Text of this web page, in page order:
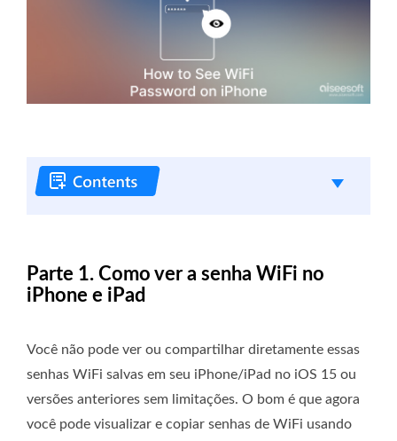
Parte 1. Como ver a senha WiFi no
iPhone e iPad
Você não pode ver ou compartilhar diretamente essas
senhas WiFi salvas em seu iPhone/iPad no iOS 15 ou
versões anteriores sem limitações. O bom é que agora
você pode visualizar e copiar senhas de WiFi usando